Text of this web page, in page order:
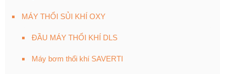
MÁY THỔI SỦI KHÍ OXY
ĐẦU MÁY THỔI KHÍ DLS
Máy bơm thổi khí SAVERTI